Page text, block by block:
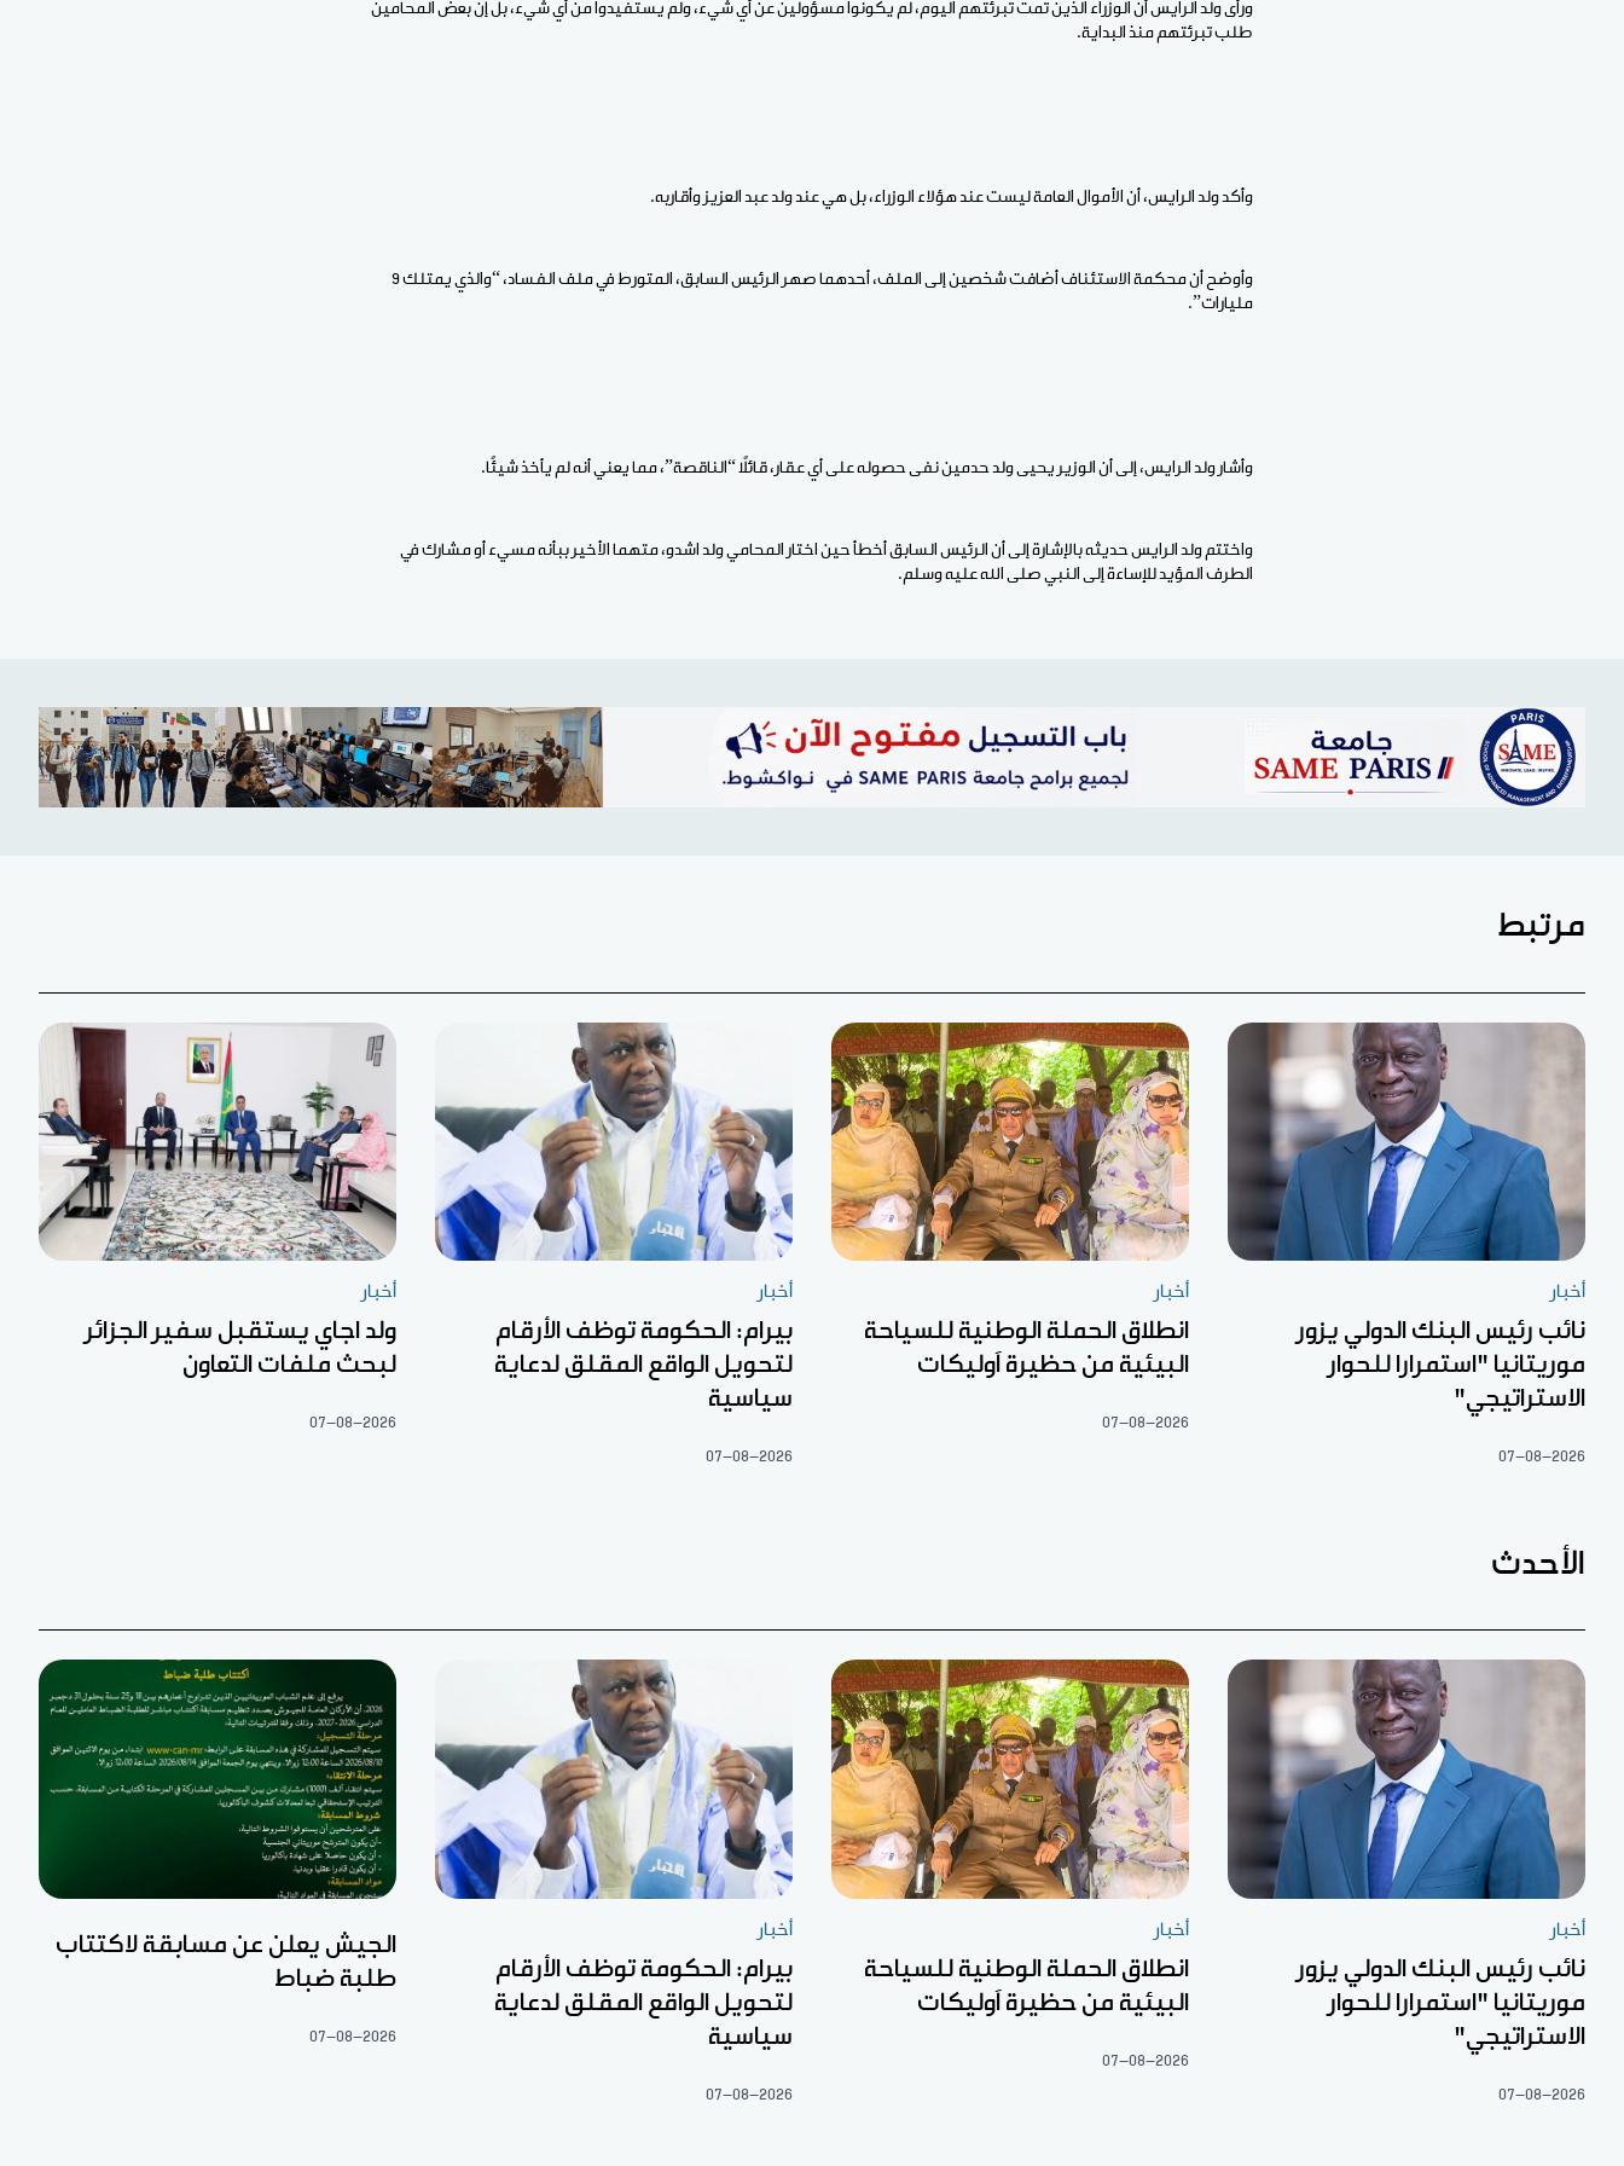
ورأى ولد الرايس أن الوزراء الذين تمت تبرئتهم اليوم، لم يكونوا مسؤولين عن أي شيء، ولم يستفيدوا من أي شيء، بل إن بعض المحامين
طلب تبرئتهم منذ البداية.
وأكد ولد الرايس، أن الأموال العامة ليست عند هؤلاء الوزراء، بل هي عند ولد عبد العزيز وأقاربه.
وأوضح أن محكمة الاستئناف أضافت شخصين إلى الملف، أحدهما صهر الرئيس السابق، المتورط في ملف الفساد، “والذي يمتلك 9
مليارات”.
وأشار ولد الرايس، إلى أن الوزير يحيى ولد حدمين نفى حصوله على أي عقار، قائلاً “الناقصة”، مما يعني أنه لم يأخذ شيئًا.
واختتم ولد الرايس حديثه بالإشارة إلى أن الرئيس السابق أخطأ حين اختار المحامي ولد اشدو، متهما الأخير ببأنه مسيء أو مشارك في
الطرف المؤيد للإساءة إلى النبي صلى الله عليه وسلم.
مرتبط
أخبار
نائب رئيس البنك الدولي يزور
موريتانيا "استمرارا للحوار
الاستراتيجي"
07-08-2026
أخبار
انطلاق الحملة الوطنية للسياحة
البيئية من حظيرة آوليكات
07-08-2026
أخبار
بيرام: الحكومة توظف الأرقام
لتحويل الواقع المقلق لدعاية
سياسية
07-08-2026
أخبار
ولد اجاي يستقبل سفير الجزائر
لبحث ملفات التعاون
07-08-2026
الأحدث
أخبار
نائب رئيس البنك الدولي يزور
موريتانيا "استمرارا للحوار
الاستراتيجي"
07-08-2026
أخبار
انطلاق الحملة الوطنية للسياحة
البيئية من حظيرة آوليكات
07-08-2026
أخبار
بيرام: الحكومة توظف الأرقام
لتحويل الواقع المقلق لدعاية
سياسية
07-08-2026
الجيش يعلن عن مسابقة لاكتتاب
طلبة ضباط
07-08-2026